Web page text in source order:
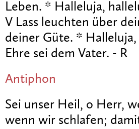
Leben. * Halleluja,
V Lass leuchten über
deiner Güte. * Halleluja,
Ehre sei dem Vater. - R
Antiphon
Sei unser Heil, o Herr,
wenn wir schlafen;